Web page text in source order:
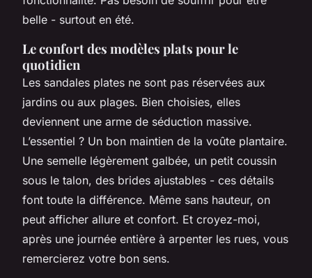
belle - surtout en été.
Le confort des modèles plats pour le
quotidien
Les sandales plates ne sont pas réservées aux
jardins ou aux plages. Bien choisies, elles
deviennent une arme de séduction massive.
L’essentiel ? Un bon maintien de la voûte plantaire.
Une semelle légèrement galbée, un petit coussin
sous le talon, des brides ajustables - ces détails
font toute la différence. Même sans hauteur, on
peut afficher allure et confort. Et croyez-moi,
après une journée entière à arpenter les rues, vous
remercierez votre bon sens.